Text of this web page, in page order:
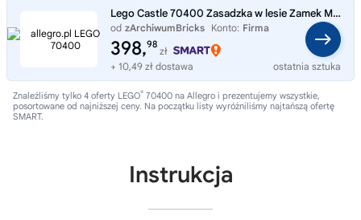
Lego Castle 70400 Zasadzka w lesie Zamek MISB 2013
od zArchiwumBricks Konto: Firma
398,98
zł
+ 10,49 zł dostawa
ostatnia sztuka
Znaleźliśmy tylko 4 oferty LEGO® 70400 na Allegro i prezentujemy wszystkie,
posortowane od najniższej ceny. Na początku listy wyróżniliśmy najtańszą ofertę
SMART.
Instrukcja